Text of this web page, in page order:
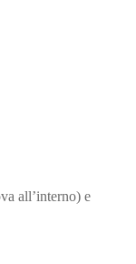
all’interno) e